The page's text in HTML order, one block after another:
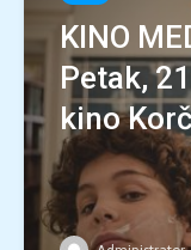
KINO
Petak,
kino